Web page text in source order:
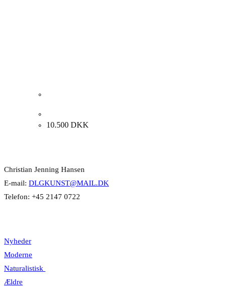
10.500 DKK
Christian Jenning Hansen
E-mail: DLGKUNST@MAIL.DK
Telefon: +45 2147 0722
Nyheder
Moderne
Naturalistisk
Ældre